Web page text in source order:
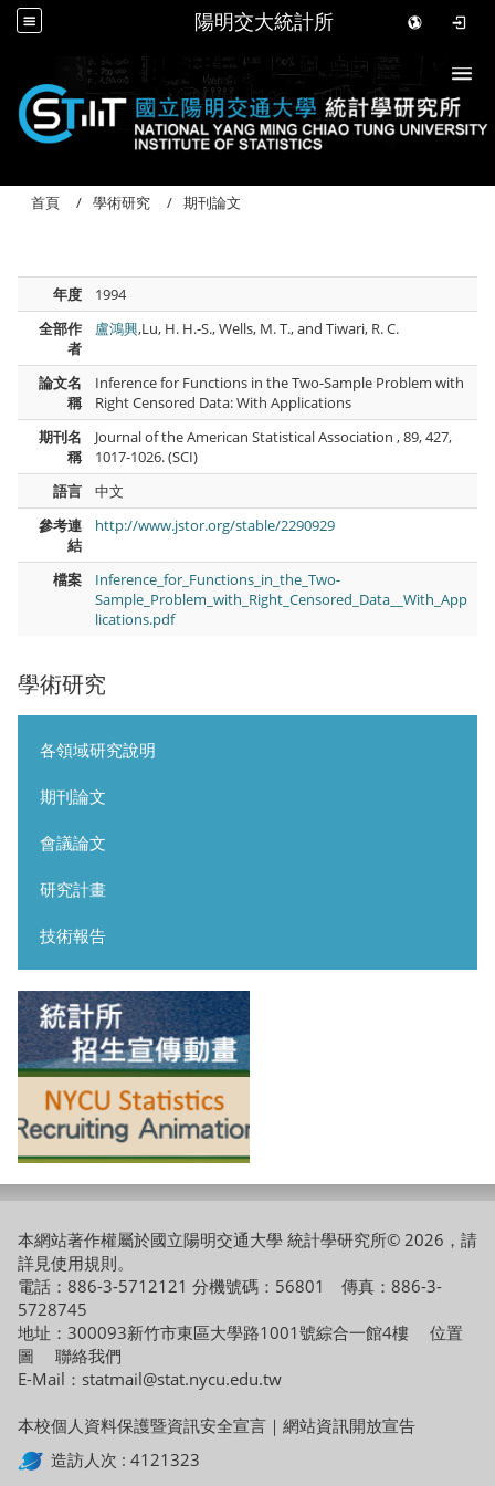
陽明交大統計所
學術研究
各領域研究說明
期刊論文
會議論文
研究計畫
技術報告
首頁 學術研究 期刊論文
年度
1994
全部作
者
盧鴻興,Lu, H. H.-S., Wells, M. T., and Tiwari, R. C.
論文名
稱
Inference for Functions in the Two-Sample Problem with
Right Censored Data: With Applications
期刊名
稱
Journal of the American Statistical Association , 89, 427,
1017-1026. (SCI)
語言
中文
參考連
結
http://www.jstor.org/stable/2290929
檔案
Inference_for_Functions_in_the_Two-
Sample_Problem_with_Right_Censored_Data__With_App
lications.pdf
本網站著作權屬於國立陽明交通大學 統計學研究所© 2026，請
詳見使用規則。
電話：886-3-5712121 分機號碼：56801 傳真：886-3-
5728745
地址：300093新竹市東區大學路1001號綜合一館4樓 位置
圖
聯絡我們
E-Mail：statmail@stat.nycu.edu.tw
本校個人資料保護暨資訊安全宣言 ｜ 網站資訊開放宣告
造訪人次 : 4121323